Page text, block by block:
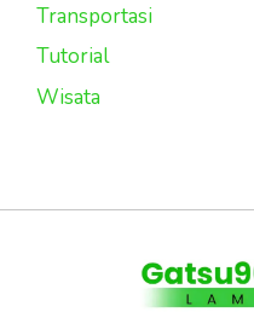
Transportasi
Tutorial
Wisata